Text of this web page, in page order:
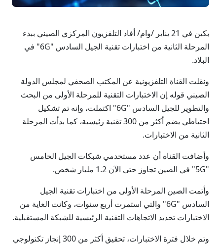
بكين في 21 يناير /وام/ أفاد التلفزيون المركزي الصيني ببدء
المرحلة الثانية من اختبارات تقنية الجيل السادس "6G" في
البلاد.
ونقلت القناة التلفزيونية عن المكتب الصحفي لمجلس الدولة
الصيني قوله إن الاختبارات التقنية للمرحلة الأولى من البحث
والتطوير للجيل السادس "6G" اكتملت، وإنه تم تشكيل
احتياطي يضم أكثر من 300 تقنية رئيسية، كما بدأت المرحلة
الثانية من الاختبارات.
وأضافت القناة أن عدد مستخدمي شبكات الجيل الخامس
"5G" في الصين تجاوز حتى الآن 1.2 مليار شخص.
وأتمت الصين المرحلة الأولى من اختبارات تقنية الجيل
السادس "6G" والتي استمرت أربع سنوات، وكانت الغاية من
الاختبارات تحديد الاتجاهات التقنية الرئيسية للشبكة المستقبلية.
وتم خلال فترة الاختبارات، تحقيق أكثر من 300 إنجاز تكنولوجي